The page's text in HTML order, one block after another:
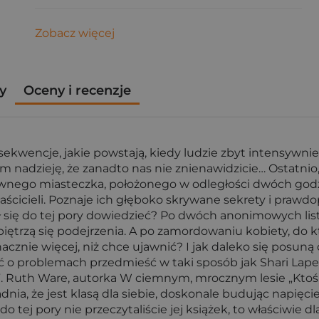
Zobacz więcej
Oceny i recenzje
jakie powstają, kiedy ludzie zbyt
nadzieję, że zanadto nas nie znienawidzicie…
miasteczka, położonego w odległości dwóch
Poznaje ich głęboko skrywane sekrety i
się do tej pory dowiedzieć? Po dwóch anonimowych
się podejrzenia. A po zamordowaniu kobiety, do
więcej, niż chce ujawnić? I jak daleko się
problemach przedmieść w taki sposób jak Shari
Ware, autorka W ciemnym, mrocznym lesie
że jest klasą dla siebie, doskonale budując
tej pory nie przeczytaliście jej książek, to właściwie